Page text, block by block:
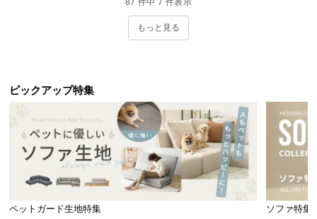
の
に
つ
い
87 件中 7 件表示
もっと見る
ピックアップ特集
ペットガード生地特集 ソファ特集